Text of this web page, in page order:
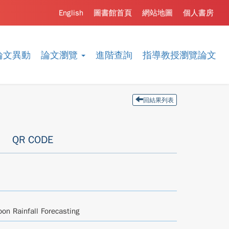
文異動 論文瀏覽 進階查詢 指導教授瀏覽論文
個人書房
網站地圖
圖書館首頁
English
回結果列表
QR CODE
Rainfall Forecasting